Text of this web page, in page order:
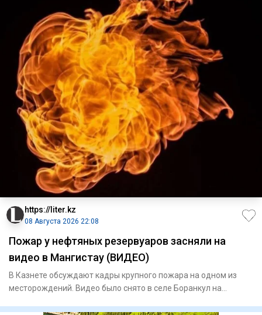
https://liter.kz
08 Августа 2026 22:08
Пожар у нефтяных резервуаров засняли на
видео в Мангистау (ВИДЕО)
В Казнете обсуждают кадры крупного пожара на одном из
месторождений. Видео было снято в селе Боранкул на